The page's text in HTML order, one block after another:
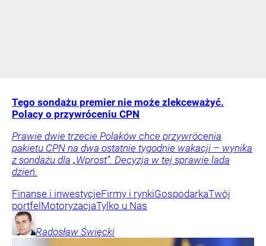
Tego sondażu premier nie może zlekceważyć.
Polacy o przywróceniu CPN
Prawie dwie trzecie Polaków chce przywrócenia
pakietu CPN na dwa ostatnie tygodnie wakacji – wynika
z sondażu dla „Wprost”. Decyzja w tej sprawie lada
dzień.
Finanse i inwestycjeFirmy i rynkiGospodarkaTwój
portfel MotoryzacjaTylko u Nas
Radosław Święcki